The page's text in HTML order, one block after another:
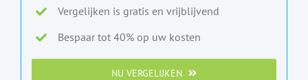
Vergelijken is gratis en vrijblijvend
Bespaar tot 40% op uw kosten
NU VERGELIJKEN